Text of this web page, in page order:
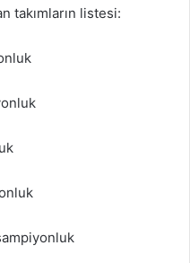
takımların listesi: